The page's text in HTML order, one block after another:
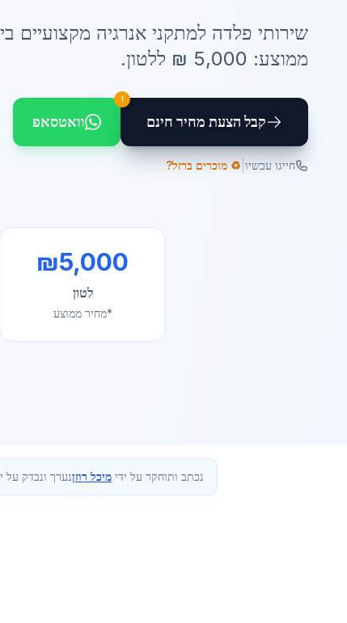
שירותי פלדה למתקני אנרגיה מקצועיים ב
ממוצע: 5,000 ₪ ללטון.
קבל הצעת מחיר חינם
!
וואטסאפ
חייגו עכשיו ♻️ מוכרים ברזל?
₪5,000
לטון
*מחיר ממוצע
נכתב ותוחקר על ידי מיכל רוזןנערך ונבדק על